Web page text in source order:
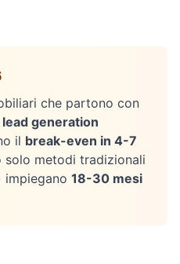
che partono con
generation
il break-even in 4-7
solo metodi tradizionali
18-30 mesi